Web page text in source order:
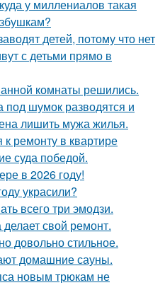
у миллениалов такая
детей, потому что нет
с детьми прямо в
комнаты решились.
шумок разводятся и
лишить мужа жилья.
ремонту в квартире
суда победой.
в 2026 году!
украсили?
всего три эмодзи.
свой ремонт.
довольно стильное.
домашние сауны.
новым трюкам не